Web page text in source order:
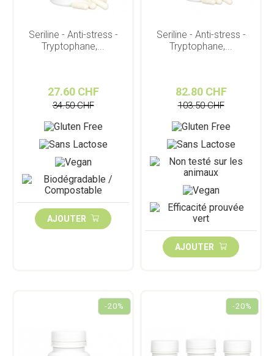
Seriline - Anti-stress -
Tryptophane,...
27.60 CHF
34.50 CHF
AJOUTER
Seriline - Anti-stress -
Tryptophane,...
82.80 CHF
103.50 CHF
AJOUTER
-20% -20%